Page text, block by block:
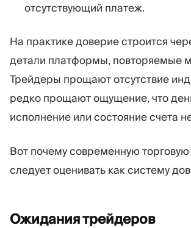
отсутствующий платеж.
На практике доверие строится
детали платформы, повторяемые
Трейдеры прощают отсутствие
редко прощают ощущение, что
исполнение или состояние счета
Вот почему современную
следует оценивать как систему
Ожиданиятрейдеров